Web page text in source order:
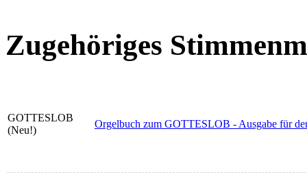
Zugehöriges
GOTTESLOB
(Neu!)
Orgelbuch zum GOTTESLOB - Ausgabe für